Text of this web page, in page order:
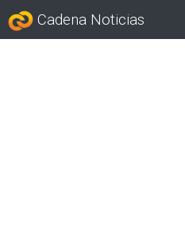
Cadena Noticias